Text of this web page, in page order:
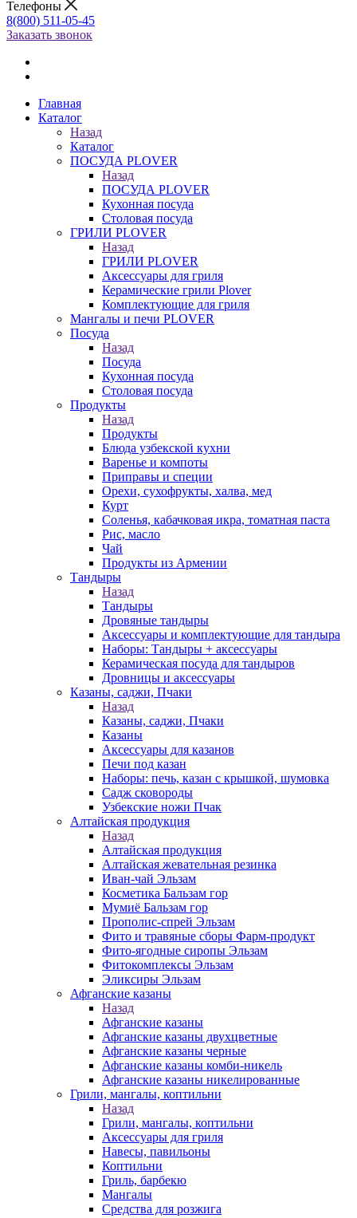
Телефоны
8(800) 511-05-45
Заказать звонок
Главная
Каталог
Назад
Каталог
ПОСУДА PLOVER
Назад
ПОСУДА PLOVER
Кухонная посуда
Столовая посуда
ГРИЛИ PLOVER
Назад
ГРИЛИ PLOVER
Аксессуары для гриля
Керамические грили Plover
Комплектующие для гриля
Мангалы и печи PLOVER
Посуда
Назад
Посуда
Кухонная посуда
Столовая посуда
Продукты
Назад
Продукты
Блюда узбекской кухни
Варенье и компоты
Приправы и специи
Орехи, сухофрукты, халва, мед
Курт
Соленья, кабачковая икра, томатная паста
Рис, масло
Чай
Продукты из Армении
Тандыры
Назад
Тандыры
Дровяные тандыры
Аксессуары и комплектующие для тандыра
Наборы: Тандыры + аксессуары
Керамическая посуда для тандыров
Дровницы и аксессуары
Казаны, саджи, Пчаки
Назад
Казаны, саджи, Пчаки
Казаны
Аксессуары для казанов
Печи под казан
Наборы: печь, казан с крышкой, шумовка
Садж сковороды
Узбекские ножи Пчак
Алтайская продукция
Назад
Алтайская продукция
Алтайская жевательная резинка
Иван-чай Эльзам
Косметика Бальзам гор
Мумиё Бальзам гор
Прополис-спрей Эльзам
Фито и травяные сборы Фарм-продукт
Фито-ягодные сиропы Эльзам
Фитокомплексы Эльзам
Эликсиры Эльзам
Афганские казаны
Назад
Афганские казаны
Афганские казаны двухцветные
Афганские казаны черные
Афганские казаны комби-никель
Афганские казаны никелированные
Грили, мангалы, коптильни
Назад
Грили, мангалы, коптильни
Аксессуары для гриля
Навесы, павильоны
Коптильни
Гриль, барбекю
Мангалы
Средства для розжига